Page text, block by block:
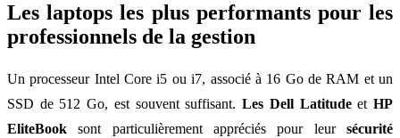
Les laptops les plus performants pour les
professionnels de la gestion
Un processeur Intel Core i5 ou i7, associé à 16 Go de RAM et un
SSD de 512 Go, est souvent suffisant.Les Dell LatitudeetHP
EliteBook sont particulièrement appréciés pour leur sécurité